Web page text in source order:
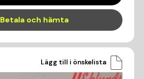
Betala och hämta
Lägg till i önskelista